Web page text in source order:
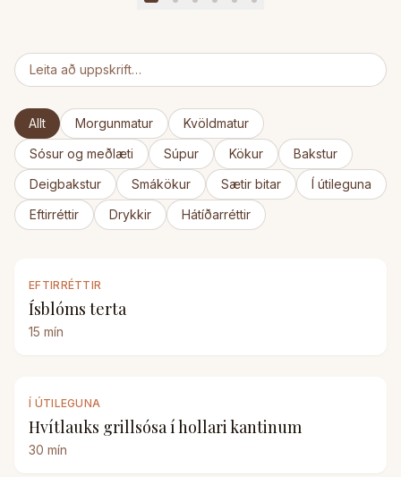
Allt Morgunmatur
Kvöldmatur
Sósur og meðlæti
Súpur Kökur
Bakstur
Deigbakstur
Smákökur Sætir bitar
Í útileguna
Eftirréttir
Drykkir Hátíðarréttir
EFTIRRÉTTIR
Ísblóms terta
15 mín
Í ÚTILEGUNA
Hvítlauks grillsósa í hollari kantinum
30 mín